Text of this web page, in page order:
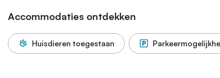
Accommodaties ontdekken
Huisdieren toegestaan